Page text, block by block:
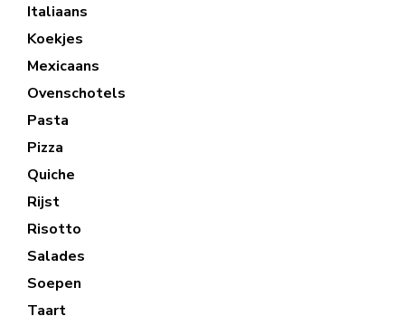
Italiaans
Koekjes
Mexicaans
Ovenschotels
Pasta
Pizza
Quiche
Rijst
Risotto
Salades
Soepen
Taart